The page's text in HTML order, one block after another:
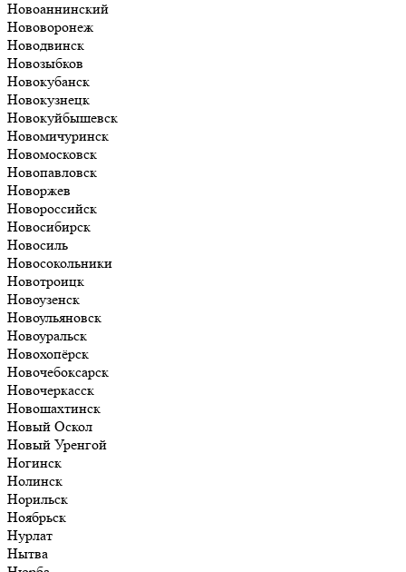
Новоаннинский
Нововоронеж
Новодвинск
Новозыбков
Новокубанск
Новокузнецк
Новокуйбышевск
Новомичуринск
Новомосковск
Новопавловск
Новоржев
Новороссийск
Новосибирск
Новосиль
Новосокольники
Новотроицк
Новоузенск
Новоульяновск
Новоуральск
Новохопёрск
Новочебоксарск
Новочеркасск
Новошахтинск
Новый Оскол
Новый Уренгой
Ногинск
Нолинск
Норильск
Ноябрьск
Нурлат
Нытва